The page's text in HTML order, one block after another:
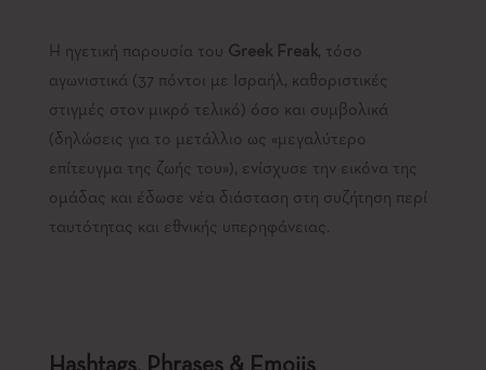
Η ηγετική παρουσία του Greek Freak, τόσο
αγωνιστικά (37 πόντοι με Ισραήλ, καθοριστικές
στιγμές στον μικρό τελικό) όσο και συμβολικά
(δηλώσεις για το μετάλλιο ως «μεγαλύτερο
επίτευγμα της ζωής του»), ενίσχυσε την εικόνα της
ομάδας και έδωσε νέα διάσταση στη συζήτηση περί
ταυτότητας και εθνικής υπερηφάνειας.